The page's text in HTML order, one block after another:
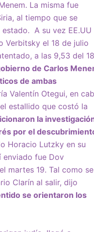
La misma fue
al tiempo que se
A su vez EE.UU
Verbitsky el 18 de julio
a las 9,53 del 18
de Carlos
de ambas
Valentín Otegui, en
estallido que costó la
la
por el
Horacio Lutzky en su
enviado fue Dov
martes 19. Tal como se
Clarín al salir, dijo
se orientaron los